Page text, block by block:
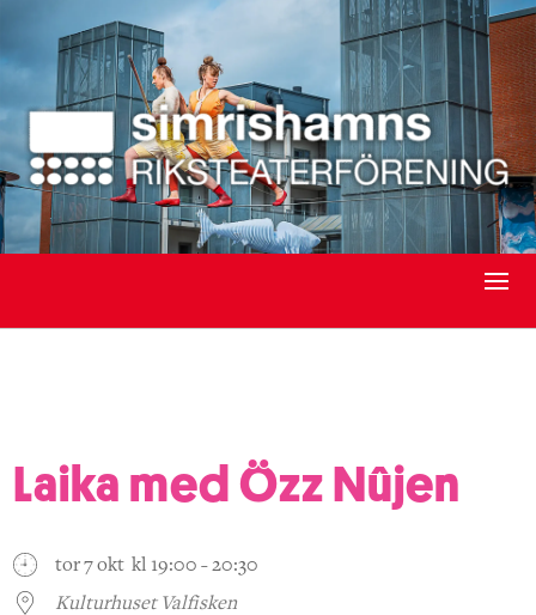
Laika med Özz Nûjen
tor 7 okt kl 19:00 - 20:30
Kulturhuset Valfisken